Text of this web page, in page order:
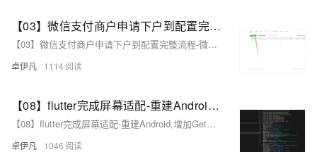
【03】微信支付商户申请下户到配置完整流程-微信开放平台创建APP应用-填写上传基础资料-生成安卓证书-获取Apk签名-申请+配置完整流程-优雅草卓伊凡
【03】微信支付商户申请下户到配置完整流程-微信开放平台创建APP应用-填写上传基础资料-生成安卓证书-获取Apk签名-申请+配置完整流程-优雅草卓伊凡
卓伊凡 1114
【08】flutter完成屏幕适配-重建Android,增加GetX路由,屏幕适配,基础导航栏-多版本SDK以及gradle造成的关于fvm的使用（flutter version manage）-卓伊凡换人优雅草Alex-开发完整的社交APP-前端客户端开发+数据联调|以优雅草商业项目为例做开发-flutter开发-全流程-商业应用级实战开发-优雅草Alex
【08】flutter完成屏幕适配-重建Android,增加GetX路由,屏幕适配,基础导航栏-多版本SDK以及gradle造成的关于fvm的使用（flutter version manage）-卓伊凡换人优雅草Alex-开发完整的社交APP-前端客户端开发+数据联调|以优雅草商业项目为例做开发-flutter开发-全流程-商业应用级实战开发-优雅草Alex
卓伊凡 1046